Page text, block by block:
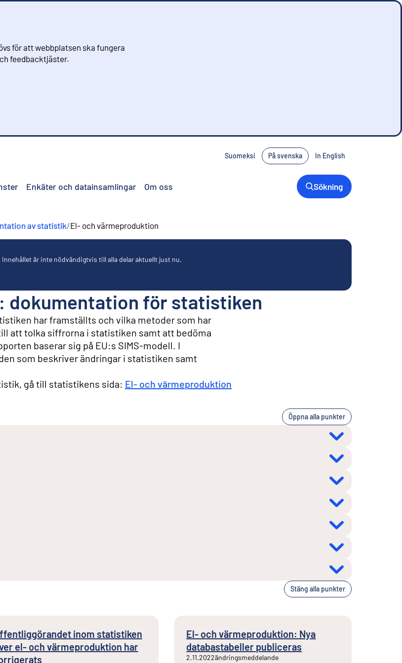
för att webbplatsen ska fungera
feedbacktjäster.
Suomeksi På svenska In English
Enkäter och datainsamlingar Om oss Sökning
av statistik/El- och värmeproduktion
är inte nödvändigtvis till alla delar aktuellt just nu.
dokumentation för statistiken
har framställts och vilka metoder som har
att tolka siffrorna i statistiken samt att bedöma
baserar sig på EU:s SIMS-modell. I
som beskriver ändringar i statistiken samt
gå till statistikens sida: El- och värmeproduktion
Öppna alla punkter
Stäng alla punkter
inom statistiken
el- och värmeproduktion har
El- och värmeproduktion: Nya
databastabeller publiceras
2.11.2022ändringsmeddelande